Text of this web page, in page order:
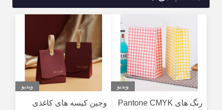
ویدیو
رنگ های Pantone CMYK
ویدیو
وجین کیسه های کاغذی